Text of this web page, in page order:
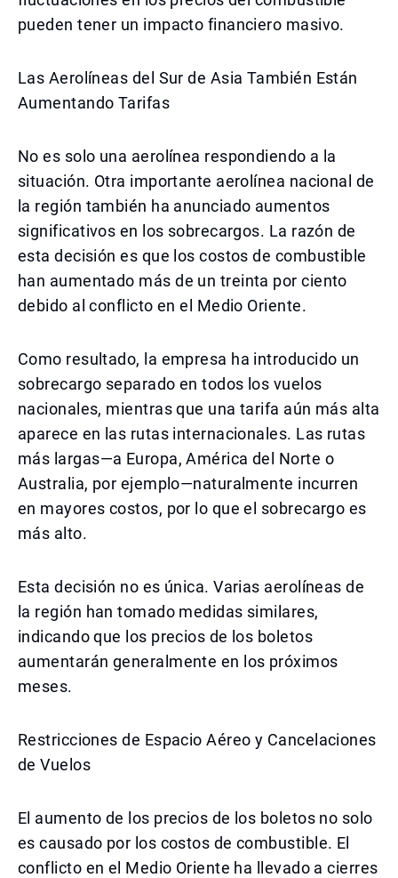
pueden tener un impacto financiero masivo.
Las Aerolíneas del Sur de Asia También Están
Aumentando Tarifas
No es solo una aerolínea respondiendo a la
situación. Otra importante aerolínea nacional de
la región también ha anunciado aumentos
significativos en los sobrecargos. La razón de
esta decisión es que los costos de combustible
han aumentado más de un treinta por ciento
debido al conflicto en el Medio Oriente.
Como resultado, la empresa ha introducido un
sobrecargo separado en todos los vuelos
nacionales, mientras que una tarifa aún más alta
aparece en las rutas internacionales. Las rutas
más largas—a Europa, América del Norte o
Australia, por ejemplo—naturalmente incurren
en mayores costos, por lo que el sobrecargo es
más alto.
Esta decisión no es única. Varias aerolíneas de
la región han tomado medidas similares,
indicando que los precios de los boletos
aumentarán generalmente en los próximos
meses.
Restricciones de Espacio Aéreo y Cancelaciones
de Vuelos
El aumento de los precios de los boletos no solo
es causado por los costos de combustible. El
conflicto en el Medio Oriente ha llevado a cierres